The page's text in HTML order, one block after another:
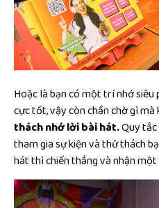
Hoặc là bạn có một trí nhớ siêu
cực tốt, vậy còn chần chờ gì
thách nhớ lời bài hát.Quy
tham gia sự kiện và thử thách
hát thì chiến thắng và nhận